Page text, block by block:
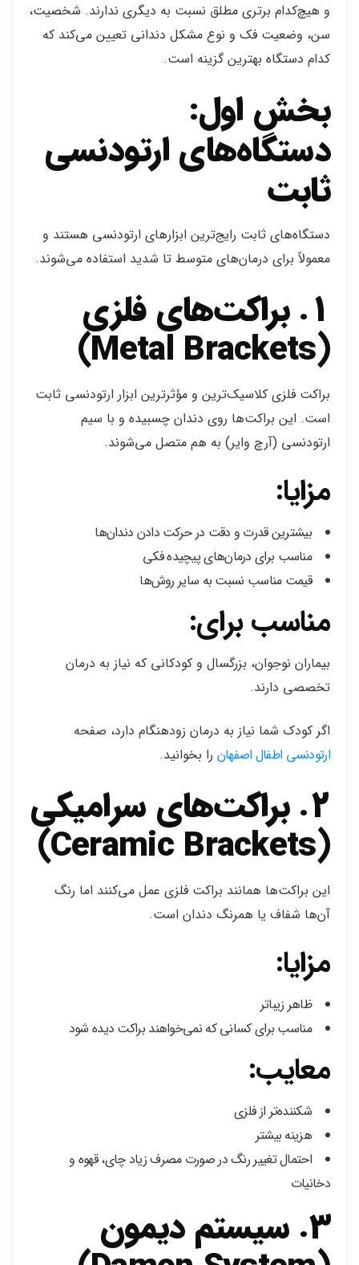
و هیچ‌کدام برتری مطلق نسبت به دیگری ندارند. شخصیت،
سن، وضعیت فک و نوع مشکل دندانی تعیین می‌کند که
کدام دستگاه بهترین گزینه است.
بخش اول:
دستگاه‌های ارتودنسی
ثابت
دستگاه‌های ثابت رایج‌ترین ابزارهای ارتودنسی هستند و
معمولاً برای درمان‌های متوسط تا شدید استفاده می‌شوند.
1. براکت‌های فلزی
(Metal Brackets)
براکت فلزی کلاسیک‌ترین و مؤثرترین ابزار ارتودنسی ثابت
است. این براکت‌ها روی دندان چسبیده و با سیم
ارتودنسی (آرچ وایر) به هم متصل می‌شوند.
مزایا:
بیشترین قدرت و دقت در حرکت دادن دندان‌ها
مناسب برای درمان‌های پیچیده فکی
قیمت مناسب نسبت به سایر روش‌ها
مناسب برای:
بیماران نوجوان، بزرگسال و کودکانی که نیاز به درمان
تخصصی دارند.
اگر کودک شما نیاز به درمان زودهنگام دارد، صفحه
ارتودنسی اطفال اصفهان را بخوانید.
2. براکت‌های سرامیکی
(Ceramic Brackets)
این براکت‌ها همانند براکت فلزی عمل می‌کنند اما رنگ
آن‌ها شفاف یا همرنگ دندان است.
مزایا:
ظاهر زیباتر
مناسب برای کسانی که نمی‌خواهند براکت دیده شود
معایب:
شکننده‌تر از فلزی
هزینه بیشتر
احتمال تغییر رنگ در صورت مصرف زیاد چای، قهوه و
دخانیات
3. سیستم دیمون